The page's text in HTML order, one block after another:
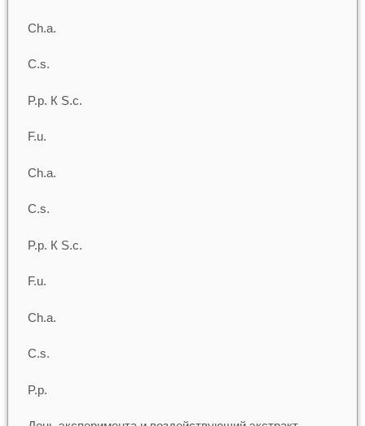
Ch.a.
C.s.
P.p. К S.c.
F.u.
Ch.a.
C.s.
P.p. К S.c.
F.u.
Ch.a.
C.s.
P.p.